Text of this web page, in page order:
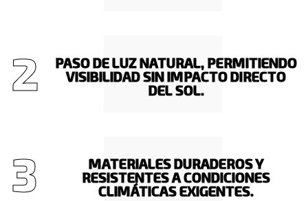
2
PASO DE LUZ NATURAL, PERMITIENDO
VISIBILIDAD SIN IMPACTO DIRECTO
DEL SOL.
3
MATERIALES DURADEROS Y
RESISTENTES A CONDICIONES
CLIMÁTICAS EXIGENTES.